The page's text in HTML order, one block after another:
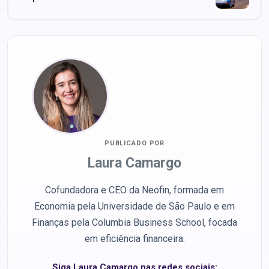
PUBLICADO POR
Laura Camargo
Cofundadora e CEO da Neofin, formada em
Economia pela Universidade de São Paulo e em
Finanças pela Columbia Business School, focada
em eficiência financeira.